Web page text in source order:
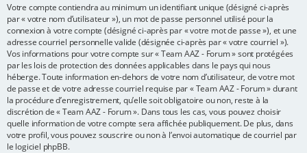
Votre compte contiendra au minimum un identifiant unique (désigné ci-après
par « votre nom d’utilisateur »), un mot de passe personnel utilisé pour la
connexion à votre compte (désigné ci-après par « votre mot de passe »), et une
adresse courriel personnelle valide (désignée ci-après par « votre courriel »).
Vos informations pour votre compte sur « Team AAZ - Forum » sont protégées
par les lois de protection des données applicables dans le pays qui nous
héberge. Toute information en-dehors de votre nom d’utilisateur, de votre mot
de passe et de votre adresse courriel requise par « Team AAZ - Forum » durant
la procédure d’enregistrement, qu’elle soit obligatoire ou non, reste à la
discrétion de « Team AAZ - Forum ». Dans tous les cas, vous pouvez choisir
quelle information de votre compte sera affichée publiquement. De plus, dans
votre profil, vous pouvez souscrire ou non à l’envoi automatique de courriel par
le logiciel phpBB.